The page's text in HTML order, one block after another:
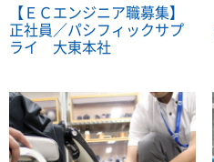
【ＥＣエンジニア職募集】
正社員／パシフィックサプ
ライ 大東本社